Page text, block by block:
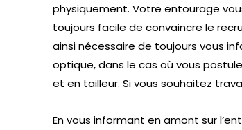
physiquement. Votre entourage
toujours facile de convaincre le
ainsi nécessaire de toujours vous
optique, dans le cas où vous
et en tailleur. Si vous souhaitez
En vous informant en amont sur